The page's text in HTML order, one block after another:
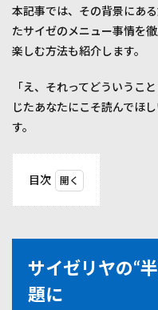
本記事では、その背景にあ
たサイゼのメニュー事情を
楽しむ方法も紹介します。
「え、それってどういうこ
じたあなたにこそ読んでほ
す。
目次
の“半
熟卵
消
滅”が
サイゼリヤの“
題に